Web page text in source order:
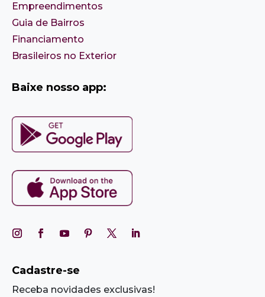
Empreendimentos
Guia de Bairros
Financiamento
Brasileiros no Exterior
Baixe nosso app:
Cadastre-se
Receba novidades exclusivas!